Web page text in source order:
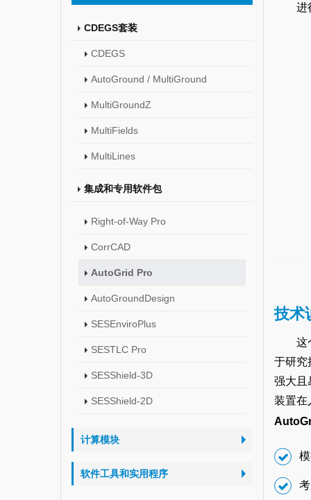
CDEGS套装
CDEGS
AutoGround / MultiGround
MultiGroundZ
MultiFields
MultiLines
集成和专用软件包
Right-of-Way Pro
CorrCAD
AutoGrid Pro
AutoGroundDesign
SESEnviroPlus
SESTLC Pro
SESShield-3D
SESShield-2D
计算模块
软件工具和实用程序
进
技术
这
于研究
强大且
装置在